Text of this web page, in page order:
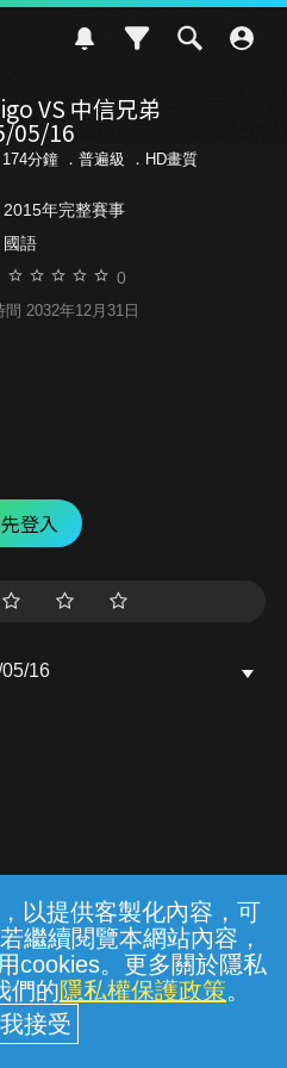
以提供客製化內容，可
繼續閱覽本網站內容，
cookies。更多關於隱私
們的隱私權保護政策。
VS 中信兄弟
05/16
分鐘 ． 普遍級 ．HD畫質
2015年完整賽事
國語
0
間 2032年12月31日
登入
16
服務條款 隱私權保護
公司個人家庭分公司
© 2026
{{notifyMsg}}